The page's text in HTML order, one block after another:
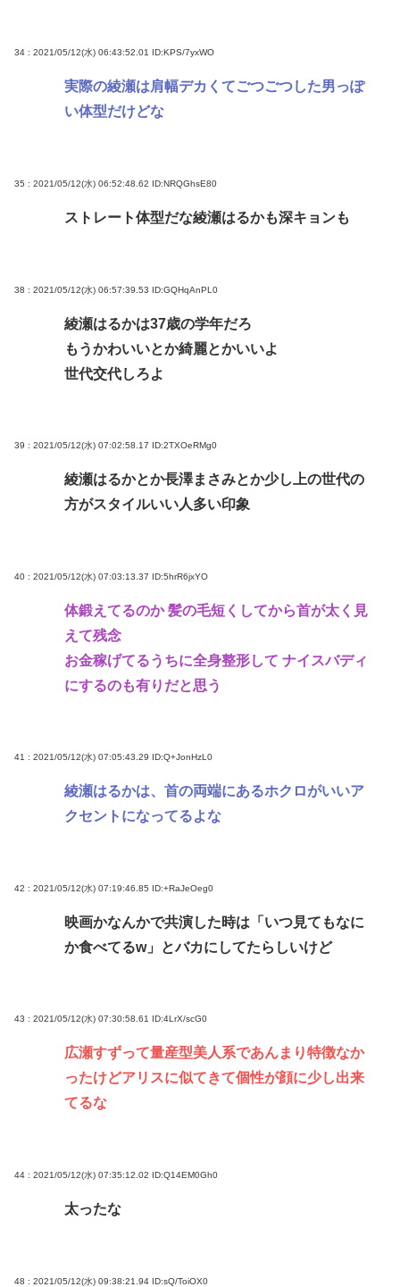
34 : 2021/05/12(水) 06:43:52.01 ID:KPS/7yxWO
実際の綾瀬は肩幅デカくてごつごつした男っぽ
い体型だけどな
35 : 2021/05/12(水) 06:52:48.62 ID:NRQGhsE80
ストレート体型だな綾瀬はるかも深キョンも
38 : 2021/05/12(水) 06:57:39.53 ID:GQHqAnPL0
綾瀬はるかは37歳の学年だろ
もうかわいいとか綺麗とかいいよ
世代交代しろよ
39 : 2021/05/12(水) 07:02:58.17 ID:2TXOeRMg0
綾瀬はるかとか長澤まさみとか少し上の世代の
方がスタイルいい人多い印象
40 : 2021/05/12(水) 07:03:13.37 ID:5hrR6jxYO
体鍛えてるのか 髪の毛短くしてから首が太く見
えて残念
お金稼げてるうちに全身整形して ナイスバディ
にするのも有りだと思う
41 : 2021/05/12(水) 07:05:43.29 ID:Q+JonHzL0
綾瀬はるかは、首の両端にあるホクロがいいア
クセントになってるよな
42 : 2021/05/12(水) 07:19:46.85 ID:+RaJeOeg0
映画かなんかで共演した時は「いつ見てもなに
か食べてるw」とバカにしてたらしいけど
43 : 2021/05/12(水) 07:30:58.61 ID:4LrX/scG0
広瀬すずって量産型美人系であんまり特徴なか
ったけどアリスに似てきて個性が顔に少し出来
てるな
44 : 2021/05/12(水) 07:35:12.02 ID:Q14EM0Gh0
太ったな
48 : 2021/05/12(水) 09:38:21.94 ID:sQ/ToiOX0